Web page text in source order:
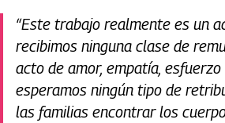
“Este trabajo realmente es un
recibimos ninguna clase de
acto de amor, empatía,
esperamos ningún tipo de
las familias encontrar los